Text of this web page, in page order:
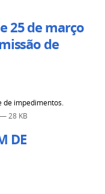
25 de março
de
de impedimentos.
— 28 KB
DE